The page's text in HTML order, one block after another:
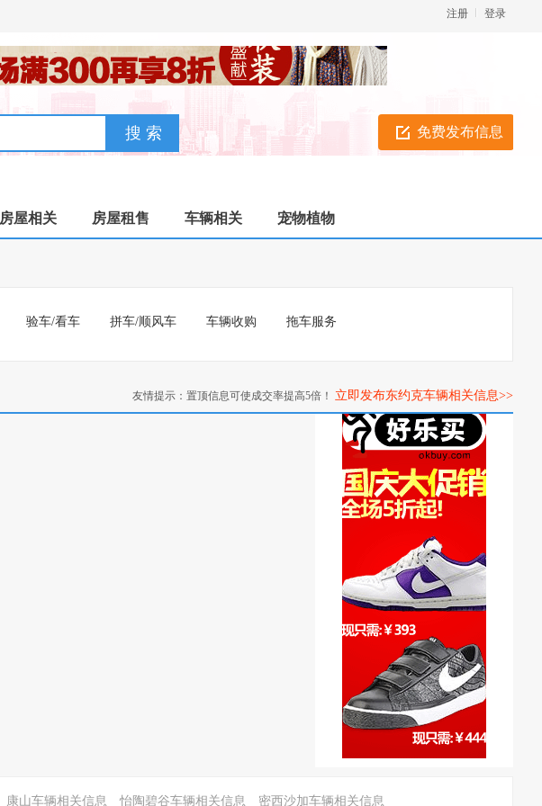
登录
注册
免费发布信息
房屋相关 房屋租售 车辆相关 宠物植物
验车/看车 拼车/顺风车 车辆收购 拖车服务
友情提示：置顶信息可使成交率提高5倍！ 立即发布东约克车辆相关信息>>
康山车辆相关信息 怡陶碧谷车辆相关信息 密西沙加车辆相关信息